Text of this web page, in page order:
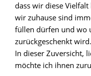
dass wir diese
wir zuhause sind
füllen dürfen und wo
zurückgeschenkt wird.
In dieser Zuversicht,
möchte ich ihnen